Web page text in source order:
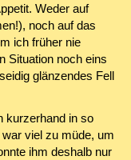
Weder auf
noch auf das
ich früher nie
Situation noch eins
glänzendes Fell
kurzerhand in so
viel zu müde, um
ihm deshalb nur